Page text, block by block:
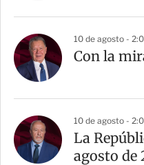
10 de agosto -
Con la
10 de agosto -
La
agosto de